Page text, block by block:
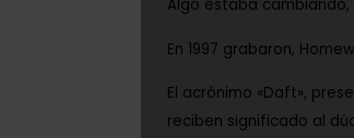
Algo estaba cambiando,
En 1997 grabaron,
El acrónimo «Daft»,
reciben significado al